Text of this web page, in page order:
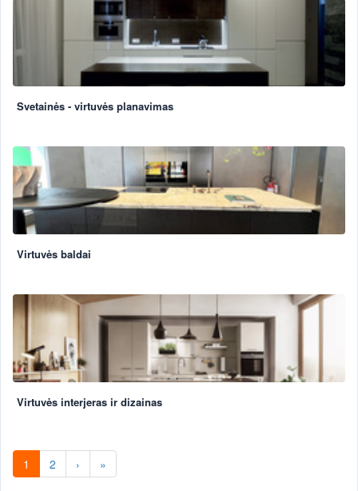
Svetainės - virtuvės planavimas
Virtuvės baldai
Virtuvės interjeras ir dizainas
1 2 › »